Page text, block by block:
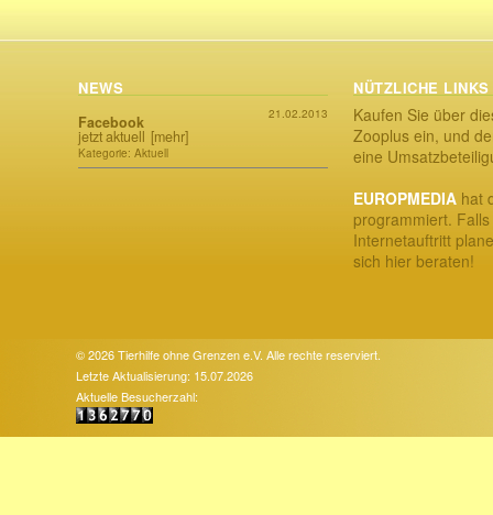
NEWS
21.02.2013
Facebook
jetzt aktuell [mehr]
Kategorie: Aktuell
NÜTZLICHE LINKS
Kaufen Sie über
Zooplus ein, und
eine
EUROPMEDIA hat
programmiert.
Internetauftritt
sich hier beraten!
© 2026 Tierhilfe ohne Grenzen e.V. Alle rechte reserviert.
Letzte Aktualisierung: 15.07.2026
Aktuelle Besucherzahl: